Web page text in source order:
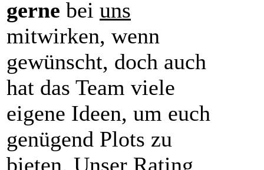
gerne bei uns
mitwirken, wenn
gewünscht, doch auch
hat das Team viele
eigene Ideen, um euch
genügend Plots zu
bieten. Unser Rating